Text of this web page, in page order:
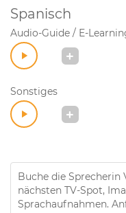
Spanisch
Audio-Guide / E-
Sonstiges
Buche die Sprecherin
nächsten TV-Spot,
Sprachaufnahmen.